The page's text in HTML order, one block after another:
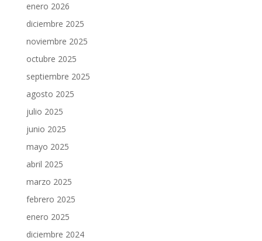
enero 2026
diciembre 2025
noviembre 2025
octubre 2025
septiembre 2025
agosto 2025
julio 2025
junio 2025
mayo 2025
abril 2025
marzo 2025
febrero 2025
enero 2025
diciembre 2024